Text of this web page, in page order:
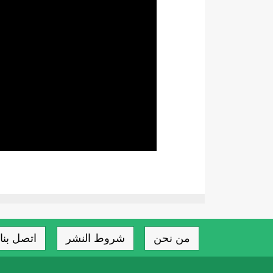
من نحن شروط النشر اتصل بنا